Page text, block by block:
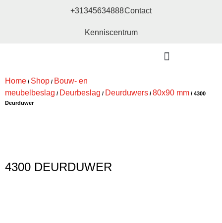
+31345634888Contact
Kenniscentrum
Home / Shop / Bouw- en
meubelbeslag / Deurbeslag / Deurduwers / 80x90 mm / 4300
Deurduwer
4300 DEURDUWER